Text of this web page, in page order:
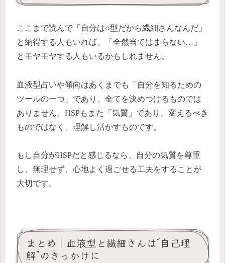
ここまで読んで「自分は○型だから繊細さんなんだ」
と納得する人もいれば、「全然当てはまらない…」
とモヤモヤする人もいるかもしれません。
血液型占いや傾向はあくまでも「自分を知るための
ツールの一つ」であり、全てを決めつけるものでは
ありません。HSPもまた「気質」であり、変えるべき
ものではなく、理解し活かすものです。
もし自分がHSPだと感じるなら、自分の気質を尊重
し、無理せず、心地よく過ごせる工夫をすることが
大切です。
まとめ｜血液型と繊細さんは“自己理
解”のきっかけに